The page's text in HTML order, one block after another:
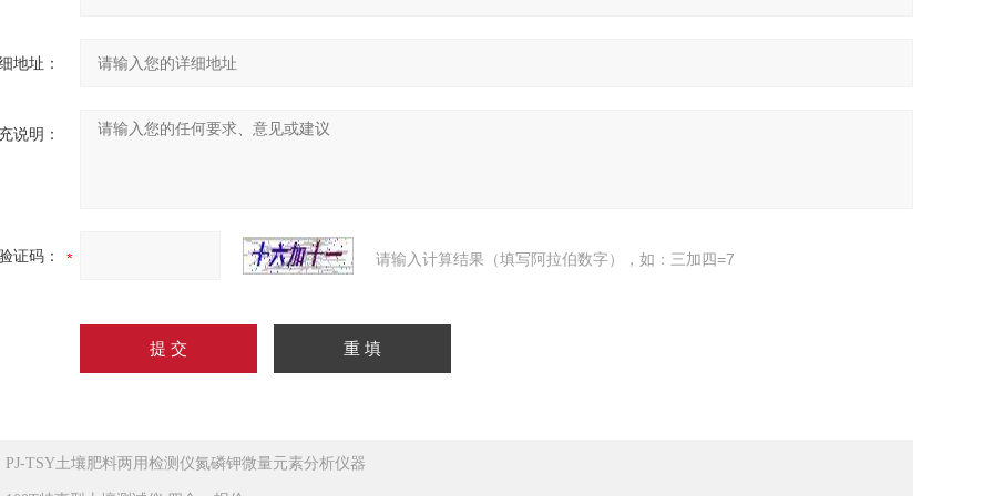
地址：
说明：
证码： 请输入计算结果（填写阿拉伯数字），如：三加四=7
PJ-TSY土壤肥料两用检测仪氮磷钾微量元素分析仪器